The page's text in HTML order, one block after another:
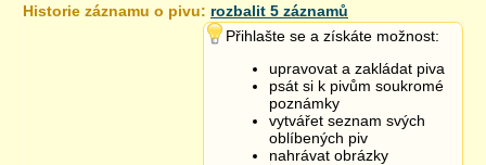
Historie záznamu o pivu: rozbalit 5 záznamů
Přihlašte se a získáte možnost:
upravovat a zakládat piva
psát si k pivům soukromé
poznámky
vytvářet seznam svých
oblíbených piv
nahrávat obrázky